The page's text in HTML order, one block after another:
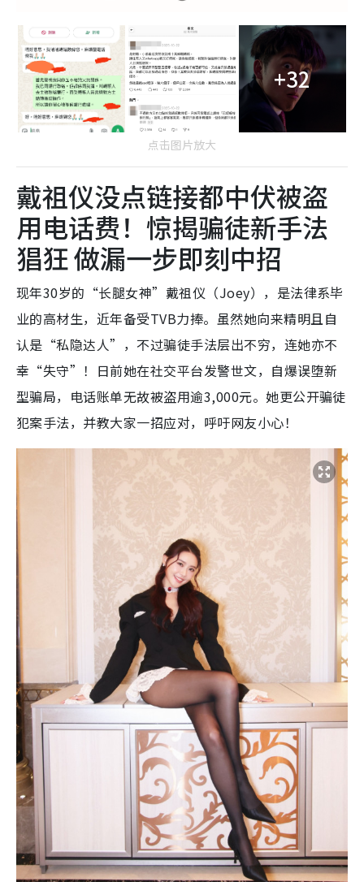
+32
点击图片放大
戴祖仪没点链接都中伏被盗
用电话费！惊揭骗徒新手法
猖狂 做漏一步即刻中招
现年30岁的“长腿女神”戴祖仪（Joey），是法律系毕
业的高材生，近年备受TVB力捧。虽然她向来精明且自
认是“私隐达人”，不过骗徒手法层出不穷，连她亦不
幸“失守”！日前她在社交平台发警世文，自爆误堕新
型骗局，电话账单无故被盗用逾3,000元。她更公开骗徒
犯案手法，并教大家一招应对，呼吁网友小心！